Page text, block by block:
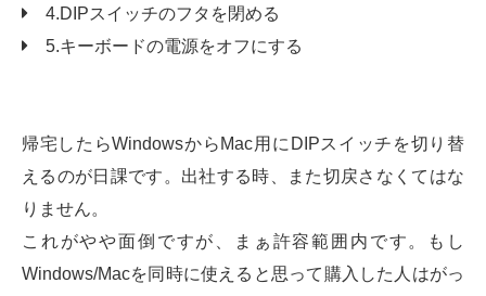
4.DIPスイッチのフタを閉める
5.キーボードの電源をオフにする
帰宅したらWindowsからMac用にDIPスイッチを切り替
えるのが日課です。出社する時、また切戻さなくてはな
りません。
これがやや面倒ですが、まぁ許容範囲内です。もし
Windows/Macを同時に使えると思って購入した人はがっ